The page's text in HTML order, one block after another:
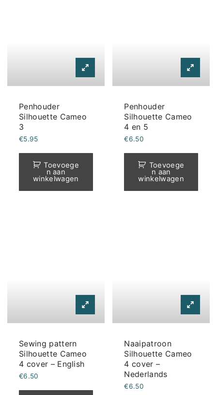
productpagina
Penhouder
Silhouette Cameo
3
€5.95
Toevoege
n aan
winkelwagen
Penhouder
Silhouette Cameo
4 en 5
€6.50
Toevoege
n aan
winkelwagen
Sewing pattern
Silhouette Cameo
4 cover – English
€6.50
Naaipatroon
Silhouette Cameo
4 cover –
Nederlands
€6.50